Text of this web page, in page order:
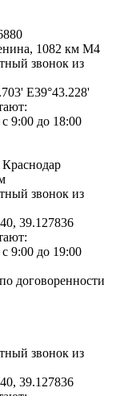
1082 км М4
звонок из
E39°43.228'
9:00 до 18:00
звонок из
39.127836
с 9:00 до 19:00
договоренности
звонок из
39.127836